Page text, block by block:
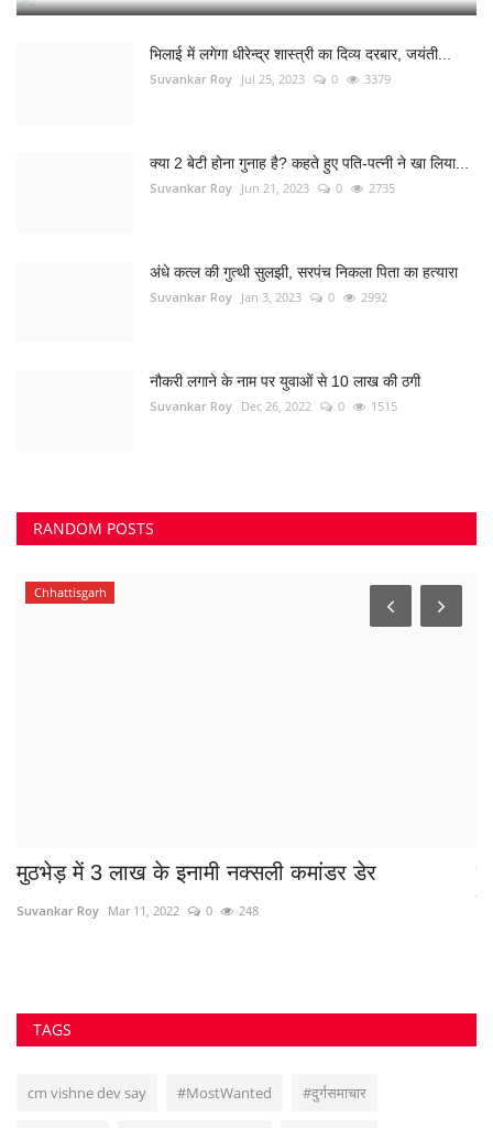
भिलाई में लगेगा धीरेन्द्र शास्त्री का दिव्य दरबार, जयंती...
Suvankar Roy Jul 25, 2023 0 3379
क्या 2 बेटी होना गुनाह है? कहते हुए पति-पत्नी ने खा लिया...
Suvankar Roy Jun 21, 2023 0 2735
अंधे कत्ल की गुत्थी सुलझी, सरपंच निकला पिता का हत्यारा
Suvankar Roy Jan 3, 2023 0 2992
नौकरी लगाने के नाम पर युवाओं से 10 लाख की ठगी
Suvankar Roy Dec 26, 2022 0 1515
RANDOM POSTS
Chhattisgarh
मुठभेड़ में 3 लाख के इनामी नक्सली कमांडर डेर
Suvankar Roy Mar 11, 2022 0 248
TAGS
cm vishne dev say #MostWanted #दुर्गसमाचार